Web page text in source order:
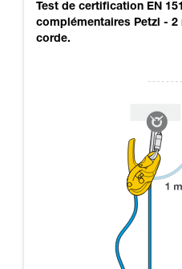
Test de certification EN
complémentaires Petzl - 2
corde.